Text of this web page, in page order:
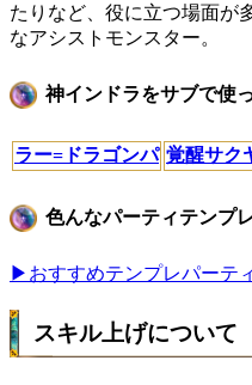
たりなど、役に立つ場面が
なアシストモンスター。
神インドラをサブで使
ラー=ドラゴンパ 覚醒サク
色んなパーティテンプ
▶おすすめテンプレパーテ
スキル上げについて